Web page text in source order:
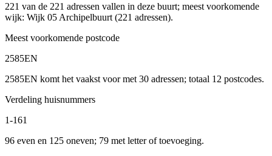
221 van de 221 adressen vallen in deze buurt; meest voorkomende
wijk: Wijk 05 Archipelbuurt (221 adressen).
Meest voorkomende postcode
2585EN
2585EN komt het vaakst voor met 30 adressen; totaal 12 postcodes.
Verdeling huisnummers
1-161
96 even en 125 oneven; 79 met letter of toevoeging.